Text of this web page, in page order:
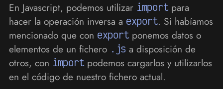
En Javascript, podemos utilizar import para
hacer la operación inversa a export. Si habíamos
mencionado que con export ponemos datos o
elementos de un fichero .js a disposición de
otros, con import podemos cargarlos y utilizarlos
en el código de nuestro fichero actual.